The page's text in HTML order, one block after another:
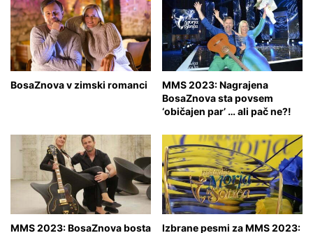
BosaZnova v zimski romanci
MMS 2023: Nagrajena
BosaZnova sta povsem
‘običajen par’ … ali pač ne?!
MMS 2023: BosaZnova bosta
Izbrane pesmi za MMS 2023: